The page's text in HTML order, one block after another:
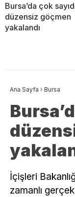
Bursa’da çok
düzensiz göçmen
yakalandı
Ana Sayfa › Bursa
İçişleri
zamanlı